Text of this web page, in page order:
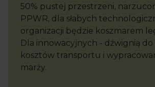
50% pustej przestrzeni,
PPWR, dla słabych
organizacji będzie koszmarem
Dla innowacyjnych - dźwignią do
kosztów transportu i
marży.